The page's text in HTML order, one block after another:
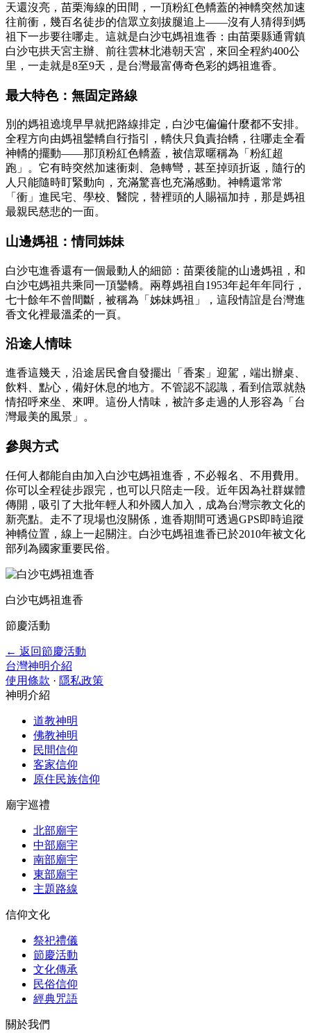
天還沒亮，苗栗海線的田間，一頂粉紅色轎蓋的神轎突然加速
往前衝，幾百名徒步的信眾立刻拔腿追上——沒有人猜得到媽
祖下一步要往哪走。這就是白沙屯媽祖進香：由苗栗縣通霄鎮
白沙屯拱天宮主辦、前往雲林北港朝天宮，來回全程約400公
里，一走就是8至9天，是台灣最富傳奇色彩的媽祖進香。
最大特色：無固定路線
別的媽祖遶境早早就把路線排定，白沙屯偏偏什麼都不安排。
全程方向由媽祖鑾轎自行指引，轎伕只負責抬轎，往哪走全看
神轎的擺動——那頂粉紅色轎蓋，被信眾暱稱為「粉紅超
跑」。它有時突然加速衝刺、急轉彎，甚至掉頭折返，隨行的
人只能隨時盯緊動向，充滿驚喜也充滿感動。神轎還常常
「衝」進民宅、學校、醫院，替裡頭的人賜福加持，那是媽祖
最親民慈悲的一面。
山邊媽祖：情同姊妹
白沙屯進香還有一個最動人的細節：苗栗後龍的山邊媽祖，和
白沙屯媽祖共乘同一頂鑾轎。兩尊媽祖自1953年起年年同行，
七十餘年不曾間斷，被稱為「姊妹媽祖」，這段情誼是台灣進
香文化裡最溫柔的一頁。
沿途人情味
進香這幾天，沿途居民會自發擺出「香案」迎駕，端出辦桌、
飲料、點心，備好休息的地方。不管認不認識，看到信眾就熱
情招呼來坐、來呷。這份人情味，被許多走過的人形容為「台
灣最美的風景」。
參與方式
任何人都能自由加入白沙屯媽祖進香，不必報名、不用費用。
你可以全程徒步跟完，也可以只陪走一段。近年因為社群媒體
傳開，吸引了大批年輕人和外國人加入，成為台灣宗教文化的
新亮點。走不了現場也沒關係，進香期間可透過GPS即時追蹤
神轎位置，線上一起關注。白沙屯媽祖進香已於2010年被文化
部列為國家重要民俗。
白沙屯媽祖進香
節慶活動
← 返回節慶活動
台灣神明介紹
使用條款 · 隱私政策
神明介紹
道教神明
佛教神明
民間信仰
客家信仰
原住民族信仰
廟宇巡禮
北部廟宇
中部廟宇
南部廟宇
東部廟宇
主題路線
信仰文化
祭祀禮儀
節慶活動
文化傳承
民俗信仰
經典咒語
關於我們